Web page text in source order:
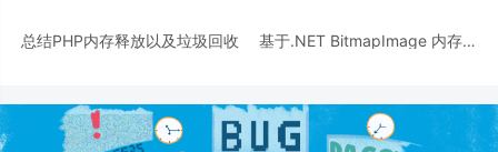
总结PHP内存释放以及垃圾回收
基于.NET BitmapImage 内存释